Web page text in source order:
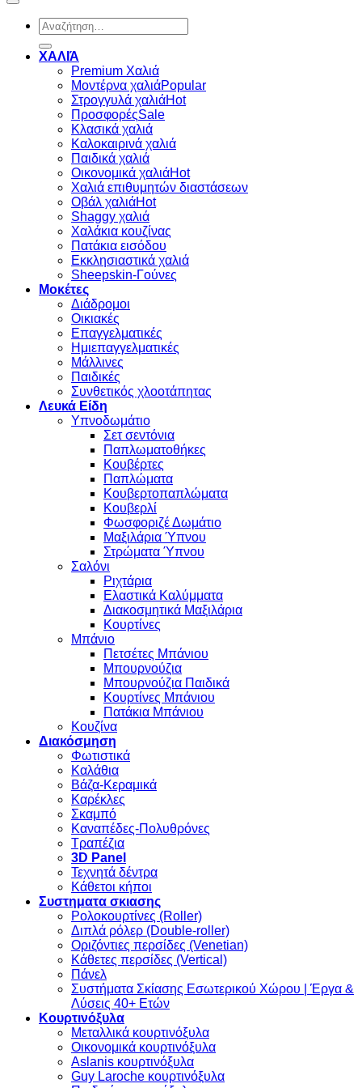
Αναζήτηση
για:
ΧΑΛΙΆ
Premium Χαλιά
Μοντέρνα χαλιά
Στρογγυλά χαλιά
Προσφορές
Κλασικά χαλιά
Καλοκαιρινά χαλιά
Παιδικά χαλιά
Οικονομικά χαλιά
Χαλιά επιθυμητών διαστάσεων
Οβάλ χαλιά
Shaggy χαλιά
Χαλάκια κουζίνας
Πατάκια εισόδου
Εκκλησιαστικά χαλιά
Sheepskin-Γούνες
Μοκέτες
Διάδρομοι
Οικιακές
Επαγγελματικές
Ημιεπαγγελματικές
Μάλλινες
Παιδικές
Συνθετικός χλοοτάπητας
Λευκά Είδη
Υπνοδωμάτιο
Σετ σεντόνια
Παπλωματοθήκες
Κουβέρτες
Παπλώματα
Κουβερτοπαπλώματα
Κουβερλί
Φωσφοριζέ Δωμάτιο
Μαξιλάρια Ύπνου
Στρώματα Ύπνου
Σαλόνι
Ριχτάρια
Ελαστικά Καλύμματα
Διακοσμητικά Μαξιλάρια
Κουρτίνες
Μπάνιο
Πετσέτες Μπάνιου
Μπουρνούζια
Μπουρνούζια Παιδικά
Κουρτίνες Μπάνιου
Πατάκια Μπάνιου
Κουζίνα
Διακόσμηση
Φωτιστικά
Καλάθια
Βάζα-Κεραμικά
Καρέκλες
Σκαμπό
Καναπέδες-Πολυθρόνες
Τραπέζια
3D Panel
Τεχνητά δέντρα
Κάθετοι κήποι
Συστηματα σκιασης
Ρολοκουρτίνες (Roller)
Διπλά ρόλερ (Double-roller)
Οριζόντιες περσίδες (Venetian)
Κάθετες περσίδες (Vertical)
Πάνελ
Συστήματα Σκίασης Εσωτερικού Χώρου | Έργα &
Λύσεις 40+ Ετών
Κουρτινόξυλα
Μεταλλικά κουρτινόξυλα
Οικονομικά κουρτινόξυλα
Aslanis κουρτινόξυλα
Guy Laroche κουρτινόξυλα